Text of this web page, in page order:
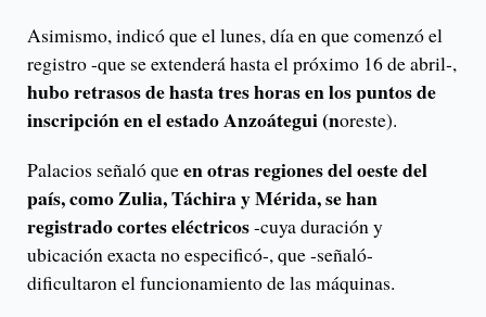
Asimismo, indicó que el lunes, día en que comenzó el
registro -que se extenderá hasta el próximo 16 de abril-,
hubo retrasos de hasta tres horas en los puntos de
inscripción en el estado Anzoátegui (noreste).
Palacios señaló queen otras regiones del oeste del
país, como Zulia, Táchira y Mérida, se han
registrado cortes eléctricos-cuya duración y
ubicación exacta no especificó-, que -señaló-
dificultaron el funcionamiento de las máquinas.